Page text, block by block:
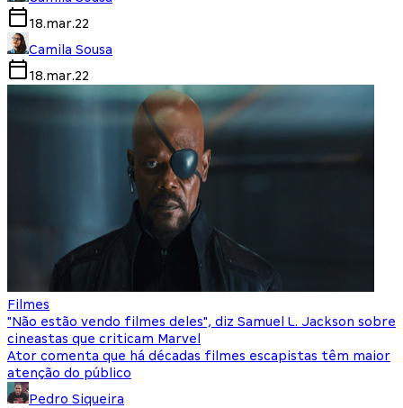
18.mar.22
Camila Sousa
18.mar.22
Filmes
"Não estão vendo filmes deles", diz Samuel L. Jackson sobre
cineastas que criticam Marvel
Ator comenta que há décadas filmes escapistas têm maior
atenção do público
Pedro Siqueira